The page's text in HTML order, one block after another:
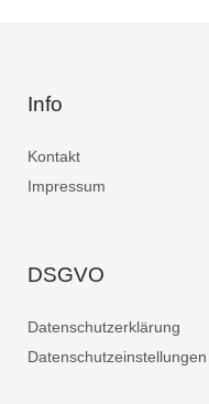
Info
Kontakt
Impressum
DSGVO
Datenschutzerklärung
Datenschutzeinstellungen